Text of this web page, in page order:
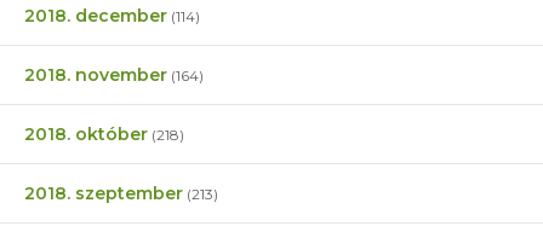
2018. december (114)
2018. november (164)
2018. október (218)
2018. szeptember (213)